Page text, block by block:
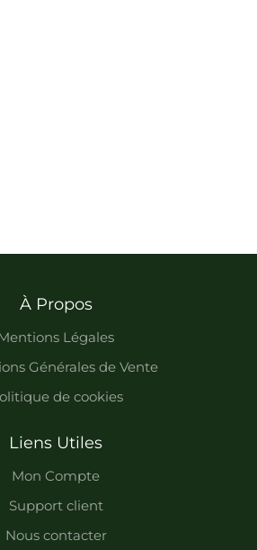
À Propos
Mentions Légales
Générales de Vente
de cookies
Liens Utiles
Mon Compte
Support client
Nous contacter